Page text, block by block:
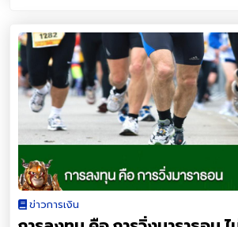
รายละเอียดยิบย่อยค่อนข้างมาก ดังนั้นก่อน
สุขภาพ จึงควรศึกษาข้อมูลกรมธรรม์อย่าง
Thai ก็มี 4 ข้อควรรู้ เพื่อให้ผู้อ่านเช็คตัวเอ
ประกันสุขภาพมาฝาก1. ประเมินความเสี่ยง
ทำอย่างแรกคือประเมินความเสี่ยงของตัวเ
พันธุกรรมและโรคประจำตัวหรือไม่ การใช้ชีวิ
สภาพการทำงาน สภาพแวดล้อม ที่อยู่อาศัย
ให้เกิดการเจ็บป่วยมากน้อยขนาดไหน และเ
ต้องเข้ารับการรักษาที่โรงพยาบาลจะต้องจ่าย
สามารถรับความเสี่ยงด้านค่าใช้จ่ายส่วนนี้ไ
สวัสดิการที่มีในปัจจุบันลำดับถัดมาหลังจากป
ของตัวเองแล้ว ให้กลับมาเช็คว่าปัจจุบันเรา
ข่าวการเงิน